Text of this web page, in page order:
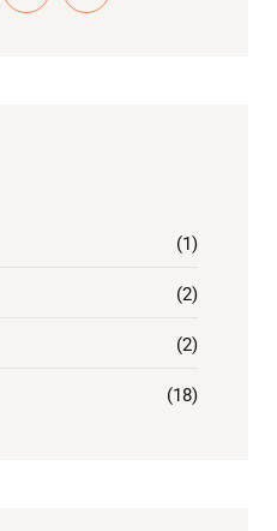
(1)
(2)
(2)
(18)